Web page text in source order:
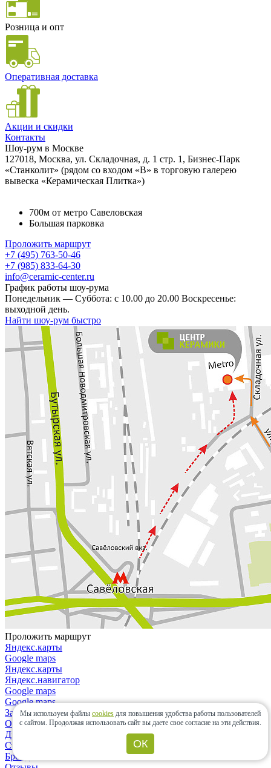
Розница и опт
Оперативная доставка
Акции и скидки
Контакты
Шоу-рум в Москве
127018, Москва, ул. Складочная, д. 1 стр. 1, Бизнес-Парк
«Станколит» (рядом со входом «B» в торговую галерею
вывеска «Керамическая Плитка»)
700м от метро Савеловская
Большая парковка
Проложить маршрут
+7 (495) 763-50-46
+7 (985) 833-64-30
info@ceramic-center.ru
График работы шоу-рума
Понедельник — Суббота: с 10.00 до 20.00 Воскресенье:
выходной день.
Найти шоу-рум быстро
Проложить маршрут
Яндекс.карты
Google maps
Яндекс.карты
Яндекс.навигатор
Google maps
Google maps
Закрыть
О компании
Дизайнерам и архитекторам
Строительным организациям
Бренды
Мы используем файлы cookies для повышения удобства работы пользователей
с сайтом. Продолжая использовать сайт вы даете свое согласие на эти действия.
ОК